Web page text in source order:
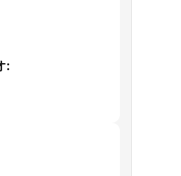
: